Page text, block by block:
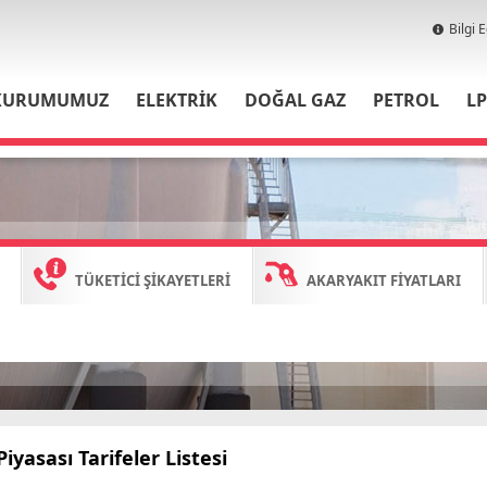
Bilgi
ELEKTRİK DOĞAL GAZ PETROL
TÜKETİCİ ŞİKAYETLERİ AKARYAKIT FİYATLARI
Tarifeler Listesi